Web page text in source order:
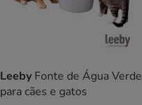
Leeby Fonte de Água Verde
para cães e gatos